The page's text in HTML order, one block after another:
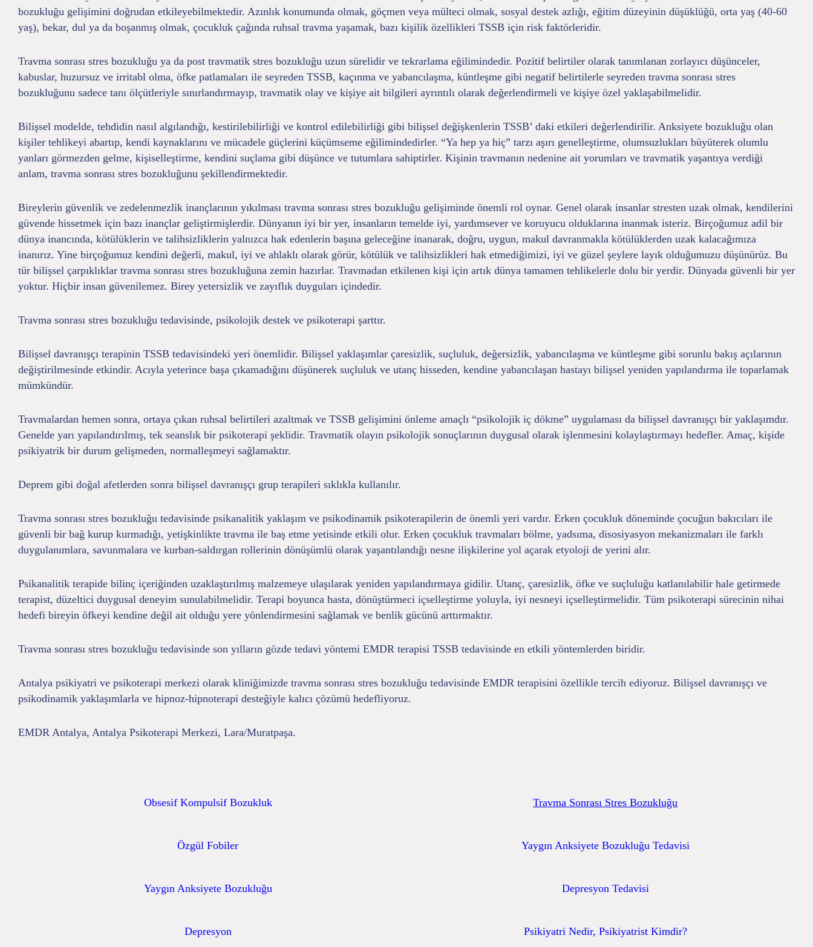
bozukluğu gelişimini doğrudan etkileyebilmektedir. Azınlık konumunda olmak, göçmen veya mülteci olmak, sosyal destek azlığı, eğitim düzeyinin düşüklüğü, orta yaş (40-60
yaş), bekar, dul ya da boşanmış olmak, çocukluk çağında ruhsal travma yaşamak, bazı kişilik özellikleri TSSB için risk faktörleridir.
Travma sonrası stres bozukluğu ya da post travmatik stres bozukluğu uzun sürelidir ve tekrarlama eğilimindedir. Pozitif belirtiler olarak tanımlanan zorlayıcı düşünceler,
kabuslar, huzursuz ve irritabl olma, öfke patlamaları ile seyreden TSSB, kaçınma ve yabancılaşma, küntleşme gibi negatif belirtilerle seyreden travma sonrası stres
bozukluğunu sadece tanı ölçütleriyle sınırlandırmayıp, travmatik olay ve kişiye ait bilgileri ayrıntılı olarak değerlendirmeli ve kişiye özel yaklaşabilmelidir.
Bilişsel modelde, tehdidin nasıl algılandığı, kestirilebilirliği ve kontrol edilebilirliği gibi bilişsel değişkenlerin TSSB’ daki etkileri değerlendirilir. Anksiyete bozukluğu olan
kişiler tehlikeyi abartıp, kendi kaynaklarını ve mücadele güçlerini küçümseme eğilimindedirler. “Ya hep ya hiç” tarzı aşırı genelleştirme, olumsuzlukları büyüterek olumlu
yanları görmezden gelme, kişiselleştirme, kendini suçlama gibi düşünce ve tutumlara sahiptirler. Kişinin travmanın nedenine ait yorumları ve travmatik yaşantıya verdiği
anlam, travma sonrası stres bozukluğunu şekillendirmektedir.
Bireylerin güvenlik ve zedelenmezlik inançlarının yıkılması travma sonrası stres bozukluğu gelişiminde önemli rol oynar. Genel olarak insanlar stresten uzak olmak, kendilerini
güvende hissetmek için bazı inançlar geliştirmişlerdir. Dünyanın iyi bir yer, insanların temelde iyi, yardımsever ve koruyucu olduklarına inanmak isteriz. Birçoğumuz adil bir
dünya inancında, kötülüklerin ve talihsizliklerin yalnızca hak edenlerin başına geleceğine inanarak, doğru, uygun, makul davranmakla kötülüklerden uzak kalacağımıza
inanırız. Yine birçoğumuz kendini değerli, makul, iyi ve ahlaklı olarak görür, kötülük ve talihsizlikleri hak etmediğimizi, iyi ve güzel şeylere layık olduğumuzu düşünürüz. Bu
tür bilişsel çarpıklıklar travma sonrası stres bozukluğuna zemin hazırlar. Travmadan etkilenen kişi için artık dünya tamamen tehlikelerle dolu bir yerdir. Dünyada güvenli bir yer
yoktur. Hiçbir insan güvenilemez. Birey yetersizlik ve zayıflık duyguları içindedir.
Travma sonrası stres bozukluğu tedavisinde, psikolojik destek ve psikoterapi şarttır.
Bilişsel davranışçı terapinin TSSB tedavisindeki yeri önemlidir. Bilişsel yaklaşımlar çaresizlik, suçluluk, değersizlik, yabancılaşma ve küntleşme gibi sorunlu bakış açılarının
değiştirilmesinde etkindir. Acıyla yeterince başa çıkamadığını düşünerek suçluluk ve utanç hisseden, kendine yabancılaşan hastayı bilişsel yeniden yapılandırma ile toparlamak
mümkündür.
Travmalardan hemen sonra, ortaya çıkan ruhsal belirtileri azaltmak ve TSSB gelişimini önleme amaçlı “psikolojik iç dökme” uygulaması da bilişsel davranışçı bir yaklaşımdır.
Genelde yarı yapılandırılmış, tek seanslık bir psikoterapi şeklidir. Travmatik olayın psikolojik sonuçlarının duygusal olarak işlenmesini kolaylaştırmayı hedefler. Amaç, kişide
psikiyatrik bir durum gelişmeden, normalleşmeyi sağlamaktır.
Deprem gibi doğal afetlerden sonra bilişsel davranışçı grup terapileri sıklıkla kullanılır.
Travma sonrası stres bozukluğu tedavisinde psikanalitik yaklaşım ve psikodinamik psikoterapilerin de önemli yeri vardır. Erken çocukluk döneminde çocuğun bakıcıları ile
güvenli bir bağ kurup kurmadığı, yetişkinlikte travma ile baş etme yetisinde etkili olur. Erken çocukluk travmaları bölme, yadsıma, disosiyasyon mekanizmaları ile farklı
duygulanımlara, savunmalara ve kurban-saldırgan rollerinin dönüşümlü olarak yaşantılandığı nesne ilişkilerine yol açarak etyoloji de yerini alır.
Psikanalitik terapide bilinç içeriğinden uzaklaştırılmış malzemeye ulaşılarak yeniden yapılandırmaya gidilir. Utanç, çaresizlik, öfke ve suçluluğu katlanılabilir hale getirmede
terapist, düzeltici duygusal deneyim sunulabilmelidir. Terapi boyunca hasta, dönüştürmeci içselleştirme yoluyla, iyi nesneyi içselleştirmelidir. Tüm psikoterapi sürecinin nihai
hedefi bireyin öfkeyi kendine değil ait olduğu yere yönlendirmesini sağlamak ve benlik gücünü arttırmaktır.
Travma sonrası stres bozukluğu tedavisinde son yılların gözde tedavi yöntemi EMDR terapisi TSSB tedavisinde en etkili yöntemlerden biridir.
Antalya psikiyatri ve psikoterapi merkezi olarak kliniğimizde travma sonrası stres bozukluğu tedavisinde EMDR terapisini özellikle tercih ediyoruz. Bilişsel davranışçı ve
psikodinamik yaklaşımlarla ve hipnoz-hipnoterapi desteğiyle kalıcı çözümü hedefliyoruz.
EMDR Antalya, Antalya Psikoterapi Merkezi, Lara/Muratpaşa.
Obsesif Kompulsif Bozukluk Travma Sonrası Stres Bozukluğu
Özgül Fobiler Yaygın Anksiyete Bozukluğu Tedavisi
Yaygın Anksiyete Bozukluğu Depresyon Tedavisi
Depresyon Psikiyatri Nedir, Psikiyatrist Kimdir?